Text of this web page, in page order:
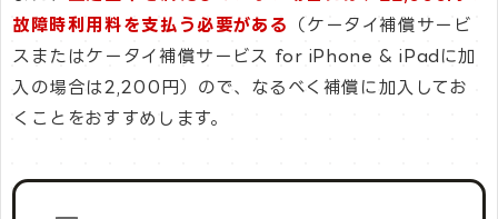
故障時利用料を支払う必要がある
（ケータイ補償サービ
スまたはケータイ補償サービス for iPhone & iPadに加
入の場合は2,200円）ので、なるべく補償に加入してお
くことをおすすめします。